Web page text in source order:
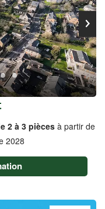
2 à 3 pièces à partir de
2028